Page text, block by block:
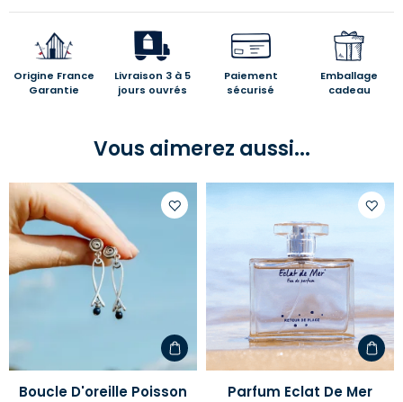
Origine France
Garantie
Livraison 3 à 5
jours ouvrés
Paiement
sécurisé
Emballage
cadeau
Vous aimerez aussi...
d'envies
Boucle D'oreille Poisson
Parfum Eclat De Mer